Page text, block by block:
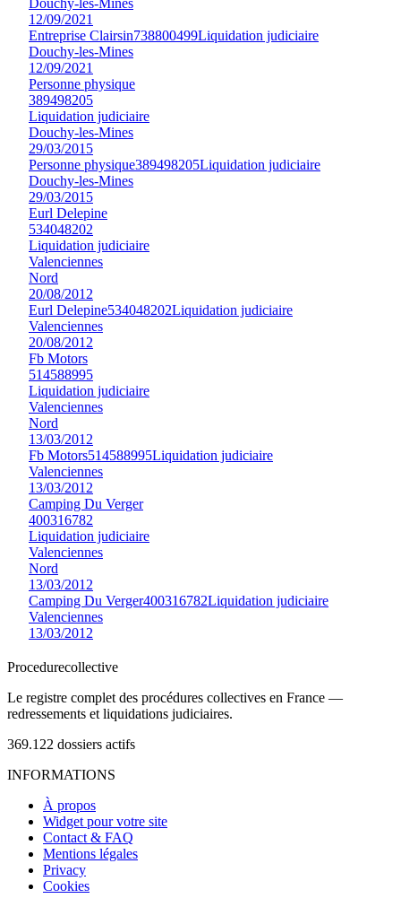
12/09/2021
Entreprise Clairsin738800499Liquidation judiciaire
Douchy-les-Mines
12/09/2021
Personne physique
389498205
Liquidation judiciaire
Douchy-les-Mines
29/03/2015
Personne physique389498205Liquidation judiciaire
Douchy-les-Mines
29/03/2015
Eurl Delepine
534048202
Liquidation judiciaire
Valenciennes
Nord
20/08/2012
Eurl Delepine534048202Liquidation judiciaire
Valenciennes
20/08/2012
Fb Motors
514588995
Liquidation judiciaire
Valenciennes
Nord
13/03/2012
Fb Motors514588995Liquidation judiciaire
Valenciennes
13/03/2012
Camping Du Verger
400316782
Liquidation judiciaire
Valenciennes
Nord
13/03/2012
Camping Du Verger400316782Liquidation judiciaire
Valenciennes
13/03/2012
Procedurecollective
Le registre complet des procédures collectives en France —
redressements et liquidations judiciaires.
369.122 dossiers actifs
INFORMATIONS
À propos
Widget pour votre site
Contact & FAQ
Mentions légales
Privacy
Cookies